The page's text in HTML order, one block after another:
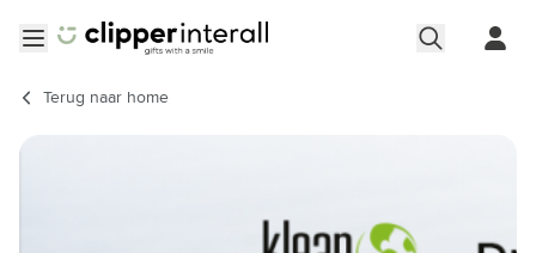
Terug naar home